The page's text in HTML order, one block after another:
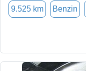
9.525 km Benzin